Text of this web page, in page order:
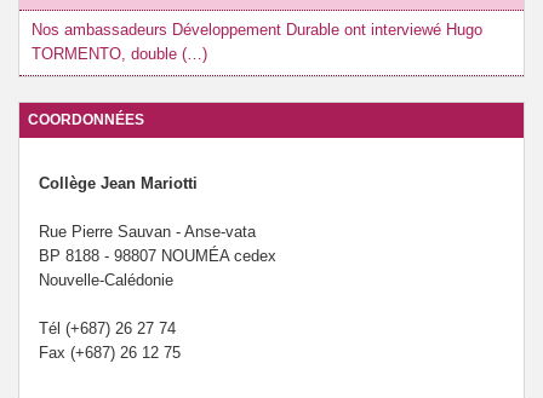
Nos ambassadeurs Développement Durable ont interviewé Hugo
TORMENTO, double (…)
COORDONNÉES
Collège Jean Mariotti
Rue Pierre Sauvan - Anse-vata
BP 8188 - 98807 NOUMÉA cedex
Nouvelle-Calédonie
Tél (+687) 26 27 74
Fax (+687) 26 12 75